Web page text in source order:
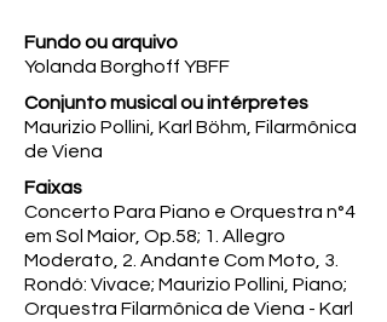
Fundo ou arquivo
Yolanda Borghoff YBFF
Conjunto musical ou intérpretes
Maurizio Pollini, Karl Böhm, Filarmônica
de Viena
Faixas
Concerto Para Piano e Orquestra n°4
em Sol Maior, Op.58; 1. Allegro
Moderato, 2. Andante Com Moto, 3.
Rondó: Vivace; Maurizio Pollini, Piano;
Orquestra Filarmônica de Viena - Karl